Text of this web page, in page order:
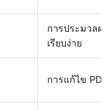
การประมวลผ
เรียบง่าย
การแก้ไข